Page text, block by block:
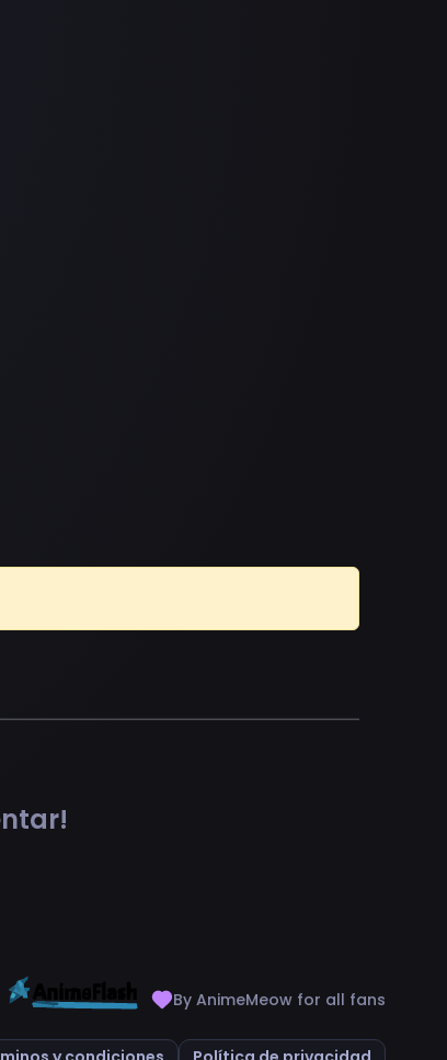
By AnimeMeow for all fans